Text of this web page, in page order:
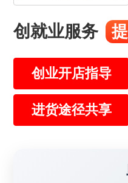
创就业服务
创业开店指导
进货途径共享
冯* 16
屈*天
李*东